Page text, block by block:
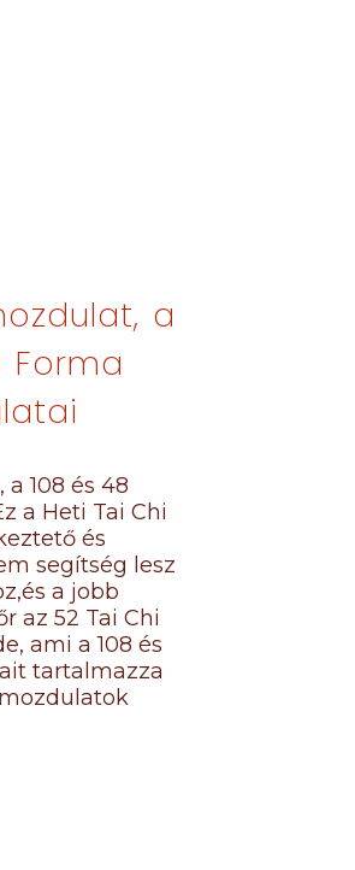
a
Forma
108 és 48
a Heti Tai Chi
és
segítség lesz
a jobb
az 52 Tai Chi
ami a 108 és
tartalmazza